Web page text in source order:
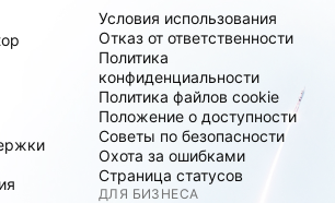
Условия использования
Отказ от ответственности
Политика
конфиденциальности
Политика файлов cookie
Положение о доступности
Советы по безопасности
Охота за ошибками
Страница статусов
ДЛЯ БИЗНЕСА